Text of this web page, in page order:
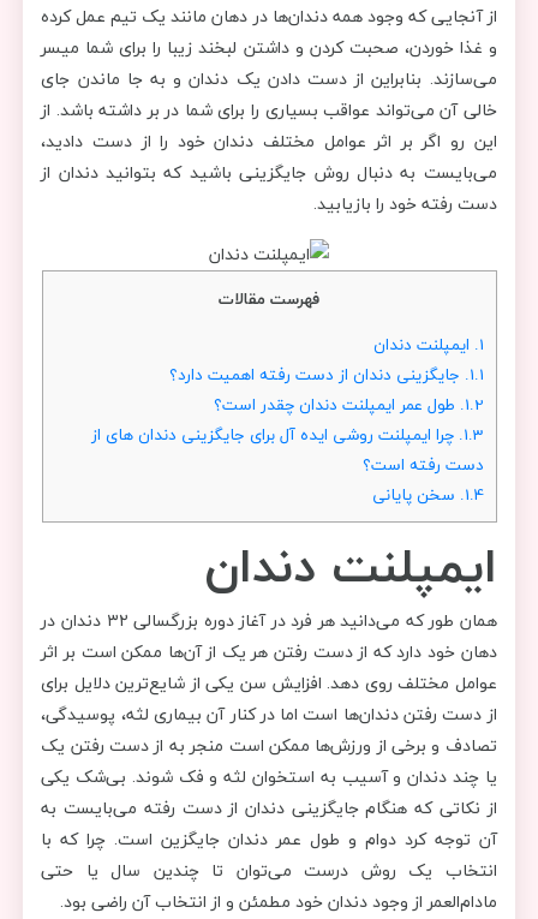
از آنجایی که وجود همه دندان‌ها در دهان مانند یک تیم عمل کرده
و غذا خوردن، صحبت کردن و داشتن لبخند زیبا را برای شما میسر
می‌سازند. بنابراین از دست دادن یک دندان و به جا ماندن جای
خالی آن می‌تواند عواقب بسیاری را برای شما در بر داشته باشد. از
این رو اگر بر اثر عوامل مختلف دندان خود را از دست دادید،
می‌بایست به دنبال روش جایگزینی باشید که بتوانید دندان از
دست رفته خود را بازیابید.
فهرست مقالات
1. ایمپلنت دندان
1.1. جایگزینی دندان از دست رفته اهمیت دارد؟
1.2. طول عمر ایمپلنت دندان چقدر است؟
1.3. چرا ایمپلنت روشی ایده آل برای جایگزینی دندان های از
دست رفته است؟
1.4. سخن پایانی
ایمپلنت دندان
همان طور که می‌دانید هر فرد در آغاز دوره بزرگسالی ۳۲ دندان در
دهان خود دارد که از دست رفتن هر یک از آن‌ها ممکن است بر اثر
عوامل مختلف روی دهد. افزایش سن یکی از شایع‌ترین دلایل برای
از دست رفتن دندان‌ها است اما در کنار آن بیماری لثه، پوسیدگی،
تصادف و برخی از ورزش‌ها ممکن است منجر به از دست رفتن یک
یا چند دندان و آسیب به استخوان لثه و فک شوند. بی‌شک یکی
از نکاتی که هنگام جایگزینی دندان از دست رفته می‌بایست به
آن توجه کرد دوام و طول عمر دندان جایگزین است. چرا که با
انتخاب یک روش درست می‌توان تا چندین سال یا حتی
مادام‌العمر از وجود دندان خود مطمئن و از انتخاب آن راضی بود.